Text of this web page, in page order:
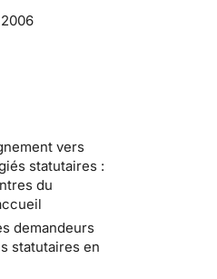
2006
vers
statutaires :
du
demandeurs
statutaires en